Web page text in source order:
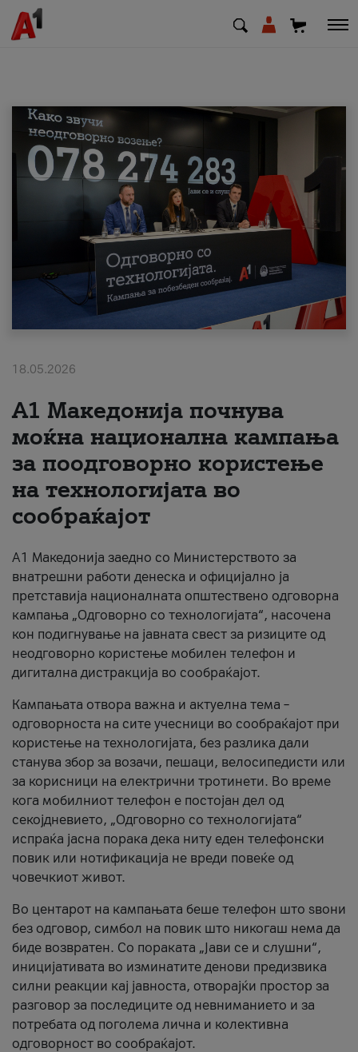
МК EN SQ
Деловни
Поддршка
Надополни кредит
#ПодобарОнлајн
18.05.2026
A1 Македонија почнува
моќна национална кампања
за поодговорно користење
на технологијата во
сообраќајот
A1 Македонија заедно со Министерството за
внатрешни работи денеска и официјално ја
претставија националната општествено одговорна
кампања „Одговорно со технологијата“, насочена
кон подигнување на јавната свест за ризиците од
неодговорно користење мобилен телефон и
дигитална дистракција во сообраќајот.
Кампањата отвора важна и актуелна тема –
одговорноста на сите учесници во сообраќајот при
користење на технологијата, без разлика дали
станува збор за возачи, пешаци, велосипедисти или
за корисници на електрични тротинети. Во време
кога мобилниот телефон е постојан дел од
секојдневието, „Одговорно со технологијата“
испраќа јасна порака дека ниту еден телефонски
повик или нотификација не вреди повеќе од
човечкиот живот.
Во центарот на кампањата беше телефон што ѕвони
без одговор, симбол на повик што никогаш нема да
биде возвратен. Со пораката „Јави се и слушни“,
иницијативата во изминатите денови предизвика
силни реакции кај јавноста, отворајќи простор за
разговор за последиците од невниманието и за
потребата од поголема лична и колективна
одговорност во сообраќајот.